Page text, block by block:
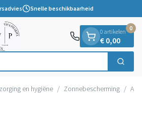
Snelle beschikbaarheid
Zoek
0 artikelen
€ 0,00
0
en hygiëne / Zonnebescherming /